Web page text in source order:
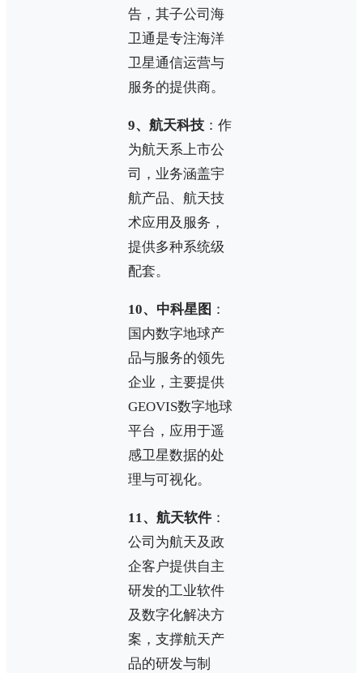
告，其子公司海
卫通是专注海洋
卫星通信运营与
服务的提供商。
9、航天科技 ：作
为航天系上市公
司，业务涵盖宇
航产品、航天技
术应用及服务，
提供多种系统级
配套。
10、中科星图 ：
国内数字地球产
品与服务的领先
企业，主要提供
GEOVIS数字地球
平台，应用于遥
感卫星数据的处
理与可视化。
11、航天软件 ：
公司为航天及政
企客户提供自主
研发的工业软件
及数字化解决方
案，支撑航天产
品的研发与制